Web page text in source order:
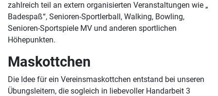
zahlreich teil an extern organisierten Veranstaltungen wie „
Badespaß“, Senioren-Sportlerball, Walking, Bowling,
Senioren-Sportspiele MV und anderen sportlichen
Höhepunkten.
Maskottchen
Die Idee für ein Vereinsmaskottchen entstand bei unseren
Übungsleitern, die sogleich in liebevoller Handarbeit 3